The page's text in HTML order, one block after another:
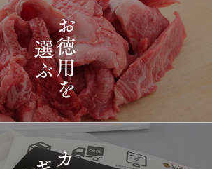
2026-
03-15
17:26:00
長野県
[ギフト] A5等級神戸牛
プレミアム霜降りももす
きやき 200g~1kg
2026-
03-15
16:35:00
東京都
神戸牛目録 選べるセッ
ト ８千円
03-15
14:10:00
[訳あり][家庭用] A5等級
神戸牛 フィレステーキ